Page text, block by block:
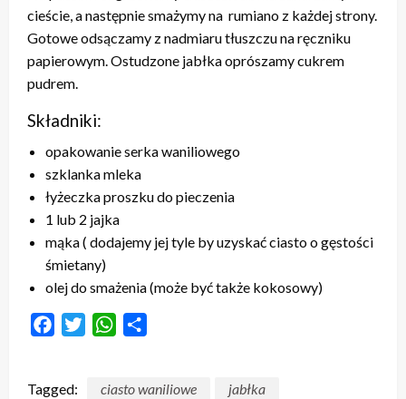
cieście, a następnie smażymy na rumiano z każdej strony.
Gotowe odsączamy z nadmiaru tłuszczu na ręczniku
papierowym. Ostudzone jabłka oprószamy cukrem
pudrem.
Składniki:
opakowanie serka waniliowego
szklanka mleka
łyżeczka proszku do pieczenia
1 lub 2 jajka
mąka ( dodajemy jej tyle by uzyskać ciasto o gęstości
śmietany)
olej do smażenia (może być także kokosowy)
FacebookTwitterWhatsApp
Tagged: ciasto waniliowe
jabłka